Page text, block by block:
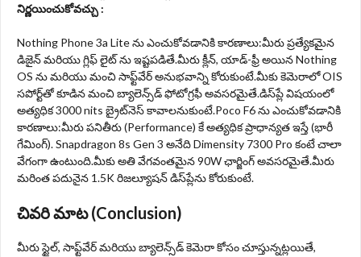
నిర్ణయించుకోవచ్చు :
Nothing Phone 3a Lite ను ఎంచుకోవడానికి కారణాలు:మీరు ప్రత్యేకమైన
డిజైన్ మరియు గ్లిఫ్ లైట్ ను ఇష్టపడితే.మీరు క్లీన్, యాడ్-ఫ్రీ అయిన Nothing
OS ను మరియు మంచి సాఫ్ట్‌వేర్ అనుభవాన్ని కోరుకుంటే.మీకు కెమెరాలో OIS
సపోర్ట్‌తో కూడిన మంచి బ్యాలెన్స్‌డ్ ఫోటోగ్రఫీ అవసరమైతే.డిస్‌ప్లే విషయంలో
అత్యధిక 3000 nits బ్రైట్‌నెస్ కావాలనుకుంటే.Poco F6 ను ఎంచుకోవడానికి
కారణాలు:మీరు పనితీరు (Performance) కే అత్యధిక ప్రాధాన్యత ఇస్తే (భారీ
గేమింగ్). Snapdragon 8s Gen 3 అనేది Dimensity 7300 Pro కంటే చాలా
వేగంగా ఉంటుంది.మీకు అతి వేగవంతమైన 90W ఛార్జింగ్ అవసరమైతే.మీరు
మరింత పదునైన 1.5K రిజల్యూషన్ డిస్‌ప్లేను కోరుకుంటే.
చివరి మాట (Conclusion)
మీరు స్టైల్, సాఫ్ట్‌వేర్ మరియు బ్యాలెన్స్‌డ్ కెమెరా కోసం చూస్తున్నట్లయితే,